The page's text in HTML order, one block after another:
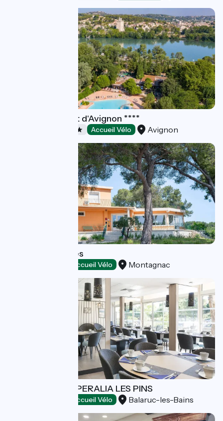
Camping du Pont d'Avignon ****
Accueil Vélo Avignon
Hôtel les Rocailles
Accueil Vélo Montagnac
LOGIS HOTEL OPERALIA LES PINS
Accueil Vélo Balaruc-les-Bains